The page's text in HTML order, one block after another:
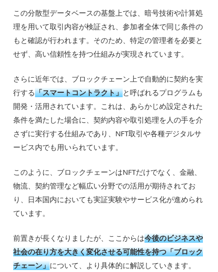
この分散型データベースの基盤上では、暗号技術や計算処
理を用いて取引内容が検証され、参加者全体で同じ条件の
もと確認が行われます。そのため、特定の管理者を必要と
せず、高い信頼性を持つ仕組みが実現されています。
さらに近年では、ブロックチェーン上で自動的に契約を実
行する「スマートコントラクト」と呼ばれるプログラムも
開発・活用されています。これは、あらかじめ設定された
条件を満たした場合に、契約内容や取引処理を人の手を介
さずに実行する仕組みであり、NFT取引や各種デジタルサ
ービス内でも用いられています。
このように、ブロックチェーンはNFTだけでなく、金融、
物流、契約管理など幅広い分野での活用が期待されてお
り、日本国内においても実証実験やサービス化が進められ
ています。
前置きが長くなりましたが、ここからは今後のビジネスや
社会の在り方を大きく変化させる可能性を持つ「ブロック
チェーン」について、より具体的に解説していきます。